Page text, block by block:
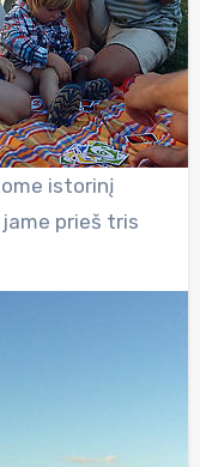
istorinį
prieš tris